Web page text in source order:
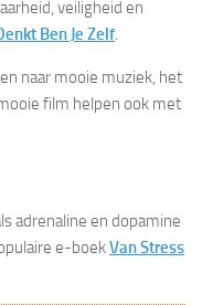
veiligheid en
Ben Je Zelf.
naar mooie muziek, het
film helpen ook met
adrenaline en dopamine
e-boekVan Stress